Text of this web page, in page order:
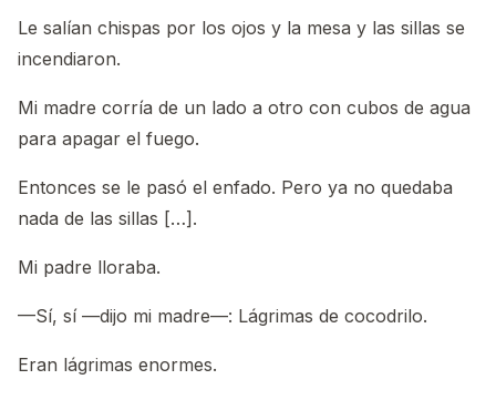
Le salían chispas por los ojos y la mesa y las sillas se
incendiaron.
Mi madre corría de un lado a otro con cubos de agua
para apagar el fuego.
Entonces se le pasó el enfado. Pero ya no quedaba
nada de las sillas […].
Mi padre lloraba.
—Sí, sí —dijo mi madre—: Lágrimas de cocodrilo.
Eran lágrimas enormes.